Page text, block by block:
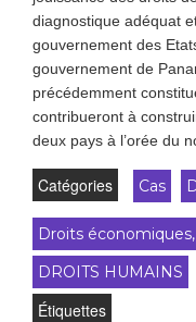
diagnostique adéquat
gouvernement des
gouvernement de
précédemment
contribueront à
deux pays à l’orée du
Catégories Cas
Droits
DROITS HUMAINS
Étiquettes